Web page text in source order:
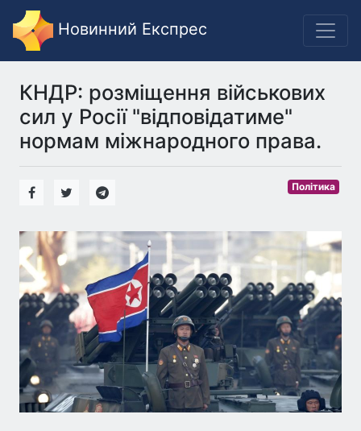
Новинний Експрес
КНДР: розміщення військових
сил у Росії "відповідатиме"
нормам міжнародного права.
Політика